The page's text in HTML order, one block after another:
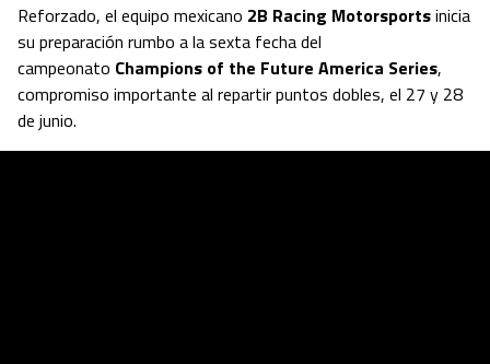
Reforzado, el equipo mexicano 2B Racing Motorsportsinicia
su preparación rumbo a la sexta fecha del
campeonato Champions of the Future America Series,
compromiso importante al repartir puntos dobles, el 27 y 28
de junio.